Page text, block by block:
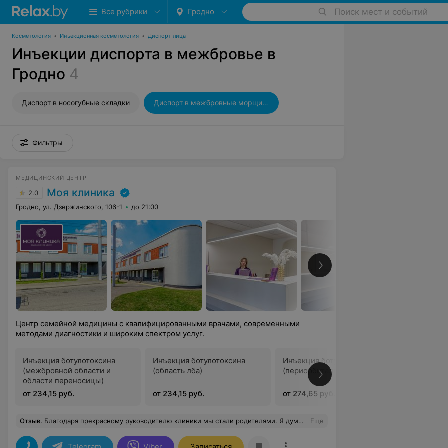
Все рубрики Гродно Поиск мест и событий
Косметология • Инъекционная косметология • Диспорт лица
Инъекции диспорта в межбровье в
Гродно 4
Диспорт в носогубные складки Диспорт в межбровные морщины
Фильтры
МЕДИЦИНСКИЙ ЦЕНТР
2.0 Моя клиника
Гродно, ул. Дзержинского, 106-1 до 21:00
Центр семейной медицины с квалифицированными врачами, современными
методами диагностики и широким спектром услуг.
Инъекция ботулотоксина
(межбровной области и
области переносицы)
от 234,15 руб.
Инъекция ботулотоксина
(область лба)
от 234,15 руб.
Инъекция ботулотоксина
(периорбитальная область)
от 274,65 руб.
Отзыв. Благодаря прекрасному руководителю клиники мы стали родителями. Я думаю это то, что может повлиять на выбор клиники и врача. Еще